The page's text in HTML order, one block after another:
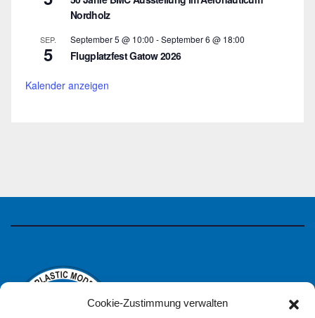
Cookie-Zustimmung verwalten
Nordholz
SEP.
5
September 5 @ 10:00 -September 6 @ 18:00
Flugplatzfest Gatow 2026
Kalender anzeigen